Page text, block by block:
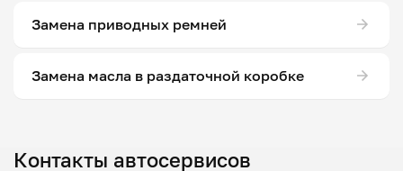
Замена приводных ремней
Замена масла в раздаточной коробке
Контакты автосервисов